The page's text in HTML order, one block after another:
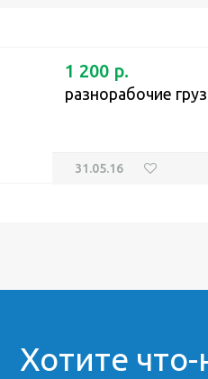
1 200 р.
разнорабочие
31.05.16
Хотите